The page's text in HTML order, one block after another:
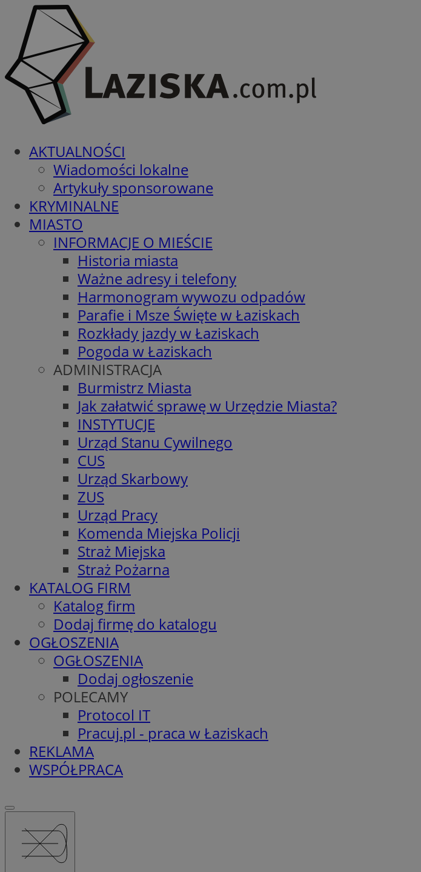
AKTUALNOŚCI
Wiadomości lokalne
Artykuły sponsorowane
KRYMINALNE
MIASTO
INFORMACJE O MIEŚCIE
Historia miasta
Ważne adresy i telefony
Harmonogram wywozu odpadów
Parafie i Msze Święte w Łaziskach
Rozkłady jazdy w Łaziskach
Pogoda w Łaziskach
ADMINISTRACJA
Burmistrz Miasta
Jak załatwić sprawę w Urzędzie Miasta?
INSTYTUCJE
Urząd Stanu Cywilnego
CUS
Urząd Skarbowy
ZUS
Urząd Pracy
Komenda Miejska Policji
Straż Miejska
Straż Pożarna
KATALOG FIRM
Katalog firm
Dodaj firmę do katalogu
OGŁOSZENIA
OGŁOSZENIA
Dodaj ogłoszenie
POLECAMY
Protocol IT
Pracuj.pl - praca w Łaziskach
REKLAMA
WSPÓŁPRACA